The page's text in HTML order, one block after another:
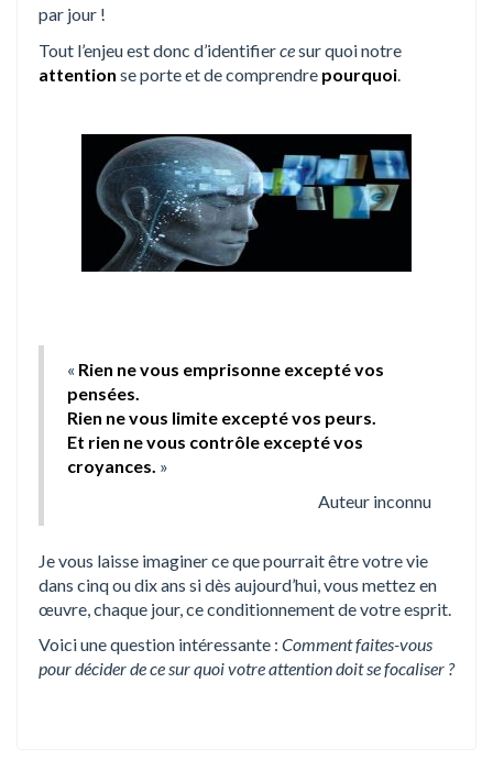
par jour !
Tout l’enjeu est donc d’identifiercesur quoi notre
attention se porte et de comprendre pourquoi
« Rien ne vous emprisonne excepté vos
pensées.
Rien ne vous limite excepté vos peurs.
Et rien ne vous contrôle excepté vos
croyances. »
Auteur inconnu
Je vous laisse imaginer ce que pourrait être votre vie
dans cinq ou dix ans si dès aujourd’hui, vous mettez en
œuvre, chaque jour, ce conditionnement de votre esprit.
Voici une question intéressante : Comment faites-vous
pour décider de ce sur quoi votre attention doit se focaliser ?